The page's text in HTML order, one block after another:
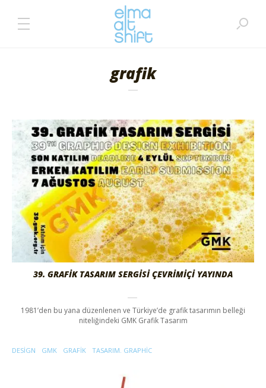
grafik
39. GRAFIK TASARIM SERGISI ÇEVRIMIÇI YAYINDA
1981’den bu yana düzenlenen ve Türkiye’de grafik tasarımın belleği
niteliğindeki GMK Grafik Tasarım
DESIGN GMK GRAFIK TASARIM. GRAPHIC